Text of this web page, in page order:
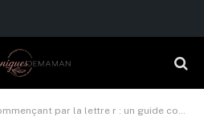
par la lettre r : un guide complet